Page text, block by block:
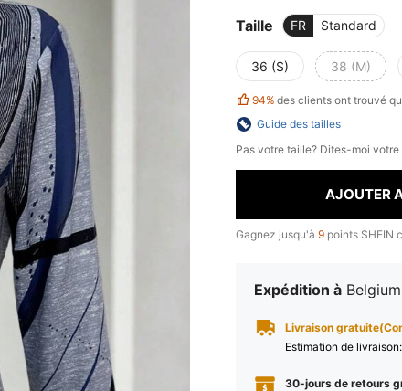
Taille FR Standard
36 (S) 38 (M)
94% des clients ont trouvé
Guide des tailles
Pas votre taille? Dites-moi
AJOUTER
Gagnez jusqu'à 9 points SHEIN
Expédition à Belgium
Livraison
Estimation de livraison:
30-jours de retours